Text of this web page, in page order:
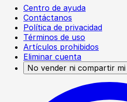
Centro de ayuda
Contáctanos
Política de privacidad
Términos de uso
Artículos prohibidos
Eliminar cuenta
No vender ni compartir